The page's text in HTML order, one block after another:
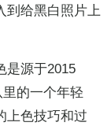
到给黑白照片上
是源于2015
的一个年轻
上色技巧和过